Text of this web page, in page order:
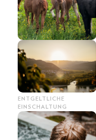
ENTGELTLICHE
EINSCHALTUNG